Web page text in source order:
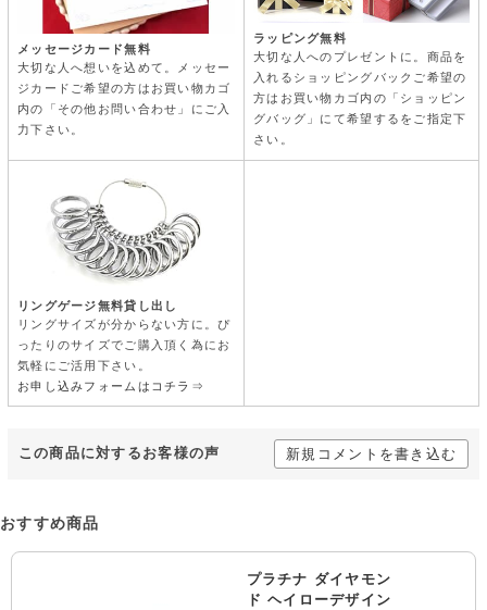
メッセージカード無料
大切な人へ想いを込めて。メッセー
ジカードご希望の方はお買い物カゴ
内の「その他お問い合わせ」にご入
力下さい。
ラッピング無料
大切な人へのプレゼントに。商品を
入れるショッピングバックご希望の
方はお買い物カゴ内の「ショッピン
グバッグ」にて希望するをご指定下
さい。
リングゲージ無料貸し出し
リングサイズが分からない方に。ぴ
ったりのサイズでご購入頂く為にお
気軽にご活用下さい。
お申し込みフォームはコチラ⇒
この商品に対するお客様の声 新規コメントを書き込む
おすすめ商品
プラチナ ダイヤモン
ド ヘイローデザイン